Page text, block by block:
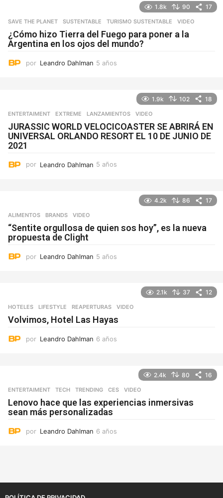
1.8k 90 17
SAVE THE PLANET ,SUSTENTABLE ,TURISMO SUSTENTABLE VIDEO
¿Cómo hizo Tierra del Fuego para poner a la
Argentina en los ojos del mundo?
por Leandro Dahlman 5 años
1.9k 102 18
ENTERTAIMENT ,EXTREME ,LANZAMIENTOS VIDEO
JURASSIC WORLD VELOCICOASTER SE ABRIRÁ EN
UNIVERSAL ORLANDO RESORT EL 10 DE JUNIO DE
2021
por Leandro Dahlman 5 años
4.2k 86 17
ALIMENTOS ,BRANDS VIDEO
“Sentite orgullosa de quien sos hoy”, es la nueva
propuesta de Clight
por Leandro Dahlman 5 años
2.1k 37 12
HOTELES ,LIFESTYLE REAPERTURAS ,VIDEO
Volvimos, Hotel Las Hayas
por Leandro Dahlman 6 años
2.4k 80 16
ENTERTAIMENT ,TECH ,TRENDING CES ,VIDEO
Lenovo hace que las experiencias inmersivas
sean más personalizadas
por Leandro Dahlman 6 años